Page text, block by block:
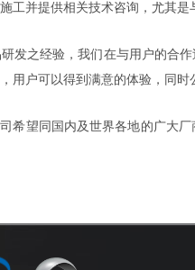
工并提供相关技术咨询，尤其
发之经验，我们在与用户的合
用户可以得到满意的体验，同时
希望同国内及世界各地的广大